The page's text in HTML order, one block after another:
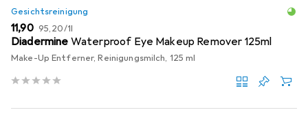
Gesichtsreinigung
EUR
11,90 EUR
95,20/1l
Diadermine Waterproof Eye Makeup Remover 125ml
Make-Up Entferner, Reinigungsmilch, 125 ml